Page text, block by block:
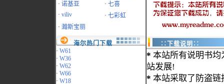
· 诺基亚 · 七喜
· viliv · 七彩虹
· 瀚斯宝丽
海尔热门下载
· W61
· W36
· W62
· W66
· W18
∷下载说明∷
* 本站所有说明书均
站发展!
* 本站采取了防盗链